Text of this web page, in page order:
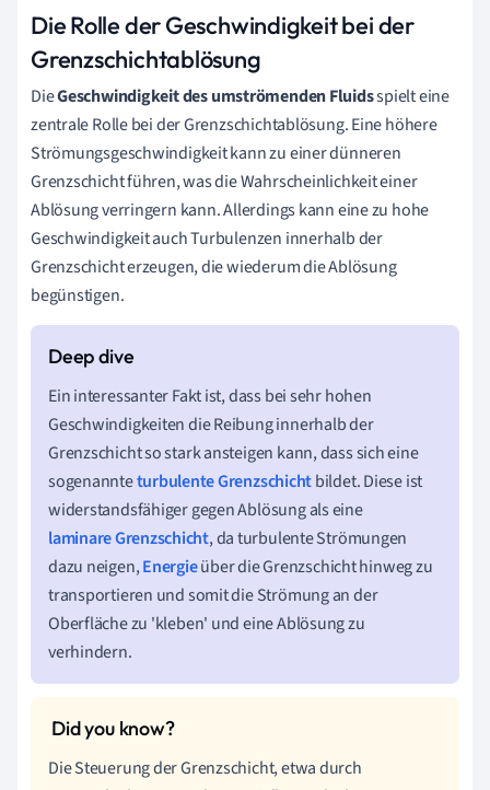
Die Rolle der Geschwindigkeit bei der
Grenzschichtablösung
DieGeschwindigkeit des umströmenden Fluidsspielt eine
zentrale Rolle bei der Grenzschichtablösung. Eine höhere
Strömungsgeschwindigkeit kann zu einer dünneren
Grenzschicht führen, was die Wahrscheinlichkeit einer
Ablösung verringern kann. Allerdings kann eine zu hohe
Geschwindigkeit auch Turbulenzen innerhalb der
Grenzschicht erzeugen, die wiederum die Ablösung
begünstigen.
Ein interessanter Fakt ist, dass bei sehr hohen
Geschwindigkeiten die Reibung innerhalb der
Grenzschicht so stark ansteigen kann, dass sich eine
sogenannteturbulente Grenzschichtbildet. Diese ist
widerstandsfähiger gegen Ablösung als eine
laminare Grenzschicht, da turbulente Strömungen
dazu neigen,Energieüber die Grenzschicht hinweg zu
transportieren und somit die Strömung an der
Oberfläche zu 'kleben' und eine Ablösung zu
verhindern.
Die Steuerung der Grenzschicht, etwa durch